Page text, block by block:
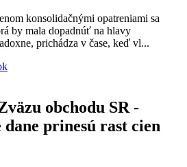
konsolidačnými opatreniami sa
by mala dopadnúť na hlavy
prichádza v čase, keď vl...
obchodu SR -
dane prinesú rast cien